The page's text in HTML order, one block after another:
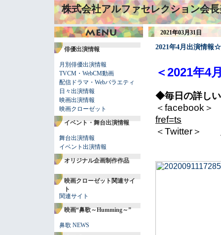
株式会社アルファセレクション会
俳優出演情報
月別俳優出演情報
TVCM・WebCM動画
配信ドラマ・Webバラエティ
日々出演情報
映画出演情報
映画クローゼット
イベント・舞台出演情報
舞台出演情報
イベント出演情報
オリジナル企画制作作品
映画クローゼット関連サイ
ト
関連サイト
映画“鼻歌～Humming～”
鼻歌 NEWS
2021年03月31日
2021年4月出演情報☆
＜2021年4
◆毎日の詳し
＜facebook
fref=ts
＜Twitter＞